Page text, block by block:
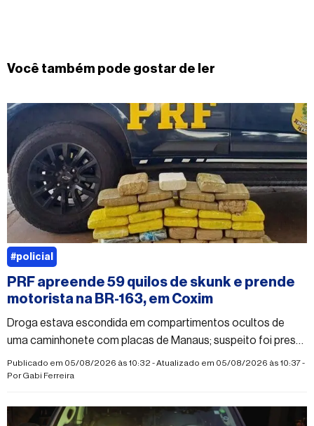
Você também pode gostar de ler
PRF apreende 59 quilos de skunk e prende
motorista na BR-163, em Coxim
Droga estava escondida em compartimentos ocultos de
uma caminhonete com placas de Manaus; suspeito foi preso
em flagrante por tráfico
Publicado em 05/08/2026 às 10:32 - Atualizado em 05/08/2026 às 10:37 -
PorGabi Ferreira
#policial